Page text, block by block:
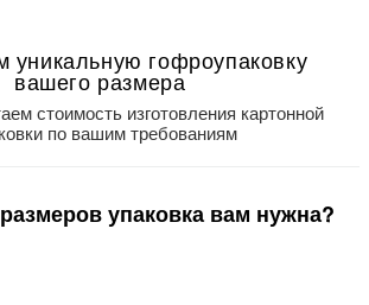
уникальную гофроупаковку
вашего размера
стоимость изготовления картонной
по вашим требованиям
упаковка вам нужна?